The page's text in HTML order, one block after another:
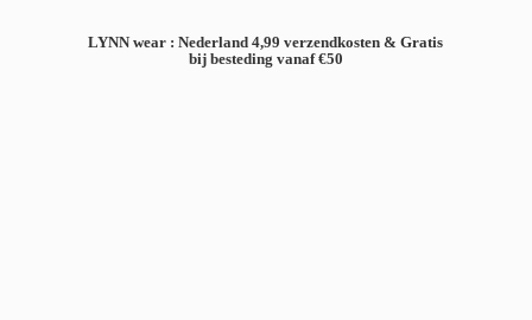
LYNN wear : Nederland 4,99 verzendkosten & Gratis
bij besteding vanaf €50